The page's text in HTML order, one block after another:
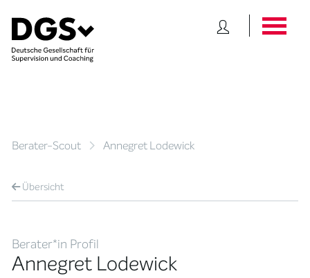
Berater-Scout Annegret Lodewick
Übersicht
Berater*in Profil
Annegret Lodewick